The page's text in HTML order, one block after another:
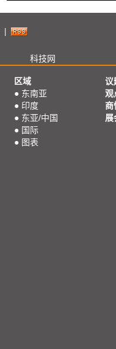
科技网
区域
● 东南亚
● 印度
● 东亚/中国
● 国际
● 图表
议
观
商
展